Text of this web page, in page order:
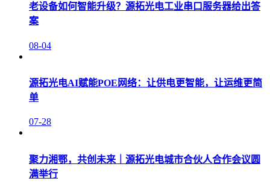
老设备如何智能升级？源拓光电工业串口服务器给出答
案
08-04
源拓光电AI赋能POE网络：让供电更智能，让运维更简
单
07-28
聚力湘鄂，共创未来｜源拓光电城市合伙人合作会议圆
满举行